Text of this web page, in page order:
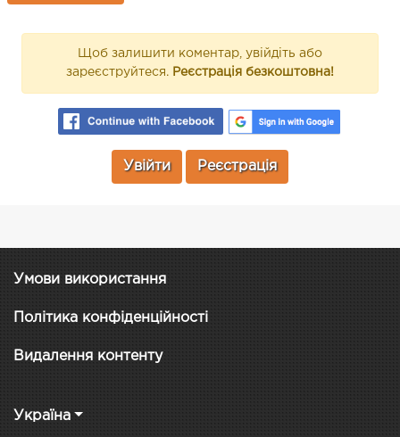
Щоб залишити коментар, увійдіть або
зареєструйтеся. Реєстрація безкоштовна!
Увійти Реєстрація
Умови використання
Політика конфіденційності
Видалення контенту
Україна